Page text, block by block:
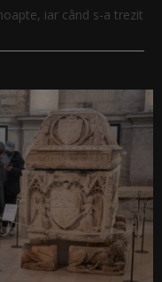
iar când s-a trezit